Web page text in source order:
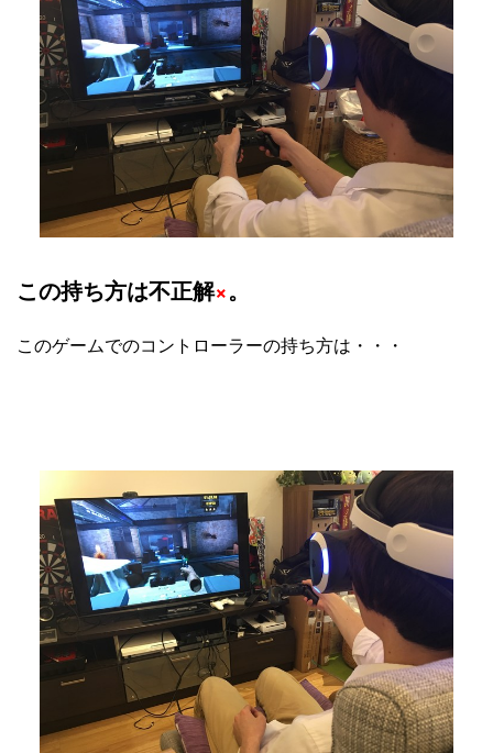
この持ち方は不正解×。
このゲームでのコントローラーの持ち方は・・・